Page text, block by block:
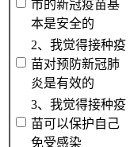
市的新冠疫苗基
本是安全的
2、我觉得接种疫
苗对预防新冠肺
炎是有效的
3、我觉得接种疫
苗可以保护自己
免受感染